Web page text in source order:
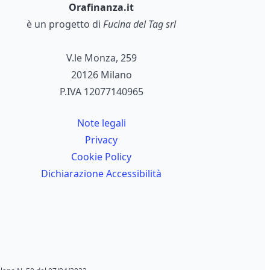
Orafinanza.it
è un progetto di Fucina del Tag srl
V.le Monza, 259
20126 Milano
P.IVA 12077140965
Note legali
Privacy
Cookie Policy
Dichiarazione Accessibilità